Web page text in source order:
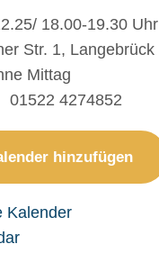
18.00-19.30 Uhr
Str. 1, Langebrück
Mittag
01522 4274852
hinzufügen
Kalender